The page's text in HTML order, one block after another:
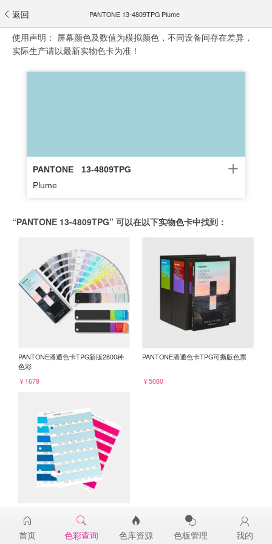
返回 PANTONE 13-4809TPG Plume
使用声明： 屏幕颜色及数值为模拟颜色，不同设备间存在差异，
实际生产请以最新实物色卡为准！
PANTONE
13-4809TPG
Plume
“PANTONE 13-4809TPG” 可以在以下实物色卡中找到：
PANTONE潘通色卡TPG新版2800种
色彩
￥1679
PANTONE潘通色卡TPG可撕版色票
￥5080
13-4809TPG
￥98
首页 色彩查询 色库资源 色板管理 我的